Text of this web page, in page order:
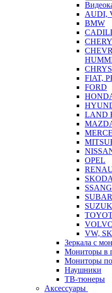
AUDI,
BMW
CHERY
FIAT,
FORD
LAND
OPEL
SKODA
VW,
Зеркала с
Мониторы в
Мониторы
Наушники
ТВ-тюнеры
Аксессуары